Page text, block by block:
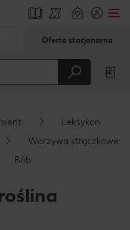
Oferta stacjonarna
Leksykon
Warzywa strączkowe:
Bób